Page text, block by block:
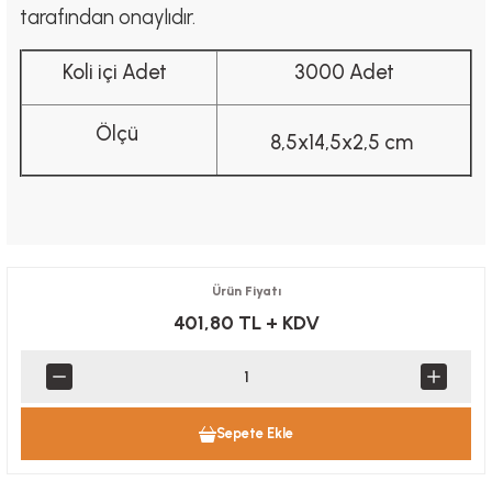
tarafından onaylıdır.
Koli içi Adet 3000 Adet
Ölçü 8,5x14,5x2,5 cm
Ürün Fiyatı
401,80 TL + KDV
Sepete Ekle